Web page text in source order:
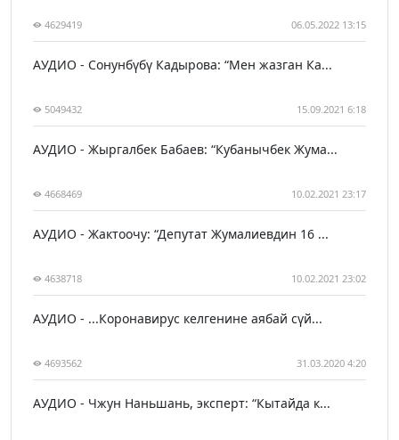
4629419 06.05.2022 13:15
АУДИО - Сонунбүбү Кадырова: “Мен жазган Ка...
5049432 15.09.2021 6:18
АУДИО - Жыргалбек Бабаев: “Кубанычбек Жума...
4668469 10.02.2021 23:17
АУДИО - Жактоочу: “Депутат Жумалиевдин 16 ...
4638718 10.02.2021 23:02
АУДИО - ...Коронавирус келгенине аябай сүй...
4693562 31.03.2020 4:20
АУДИО - Чжун Наньшань, эксперт: “Кытайда к...